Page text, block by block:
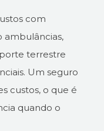
com
ambulâncias,
terrestre
Um seguro
custos, o que é
quando o